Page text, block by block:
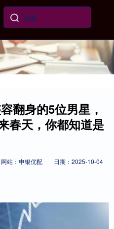
翻身的5位男星，
春天，你都知道是
网站：申银优配
日期：2025-10-04